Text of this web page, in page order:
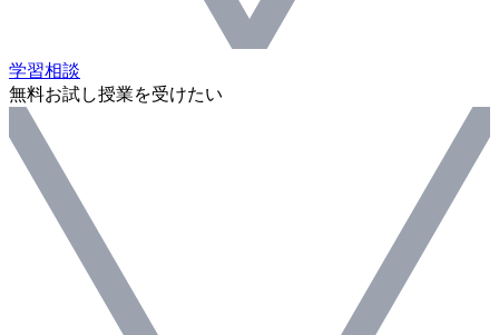
学習相談
無料お試し授業を受けたい